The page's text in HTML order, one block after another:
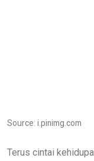
Source: i.pinimg.com
Terus cintai